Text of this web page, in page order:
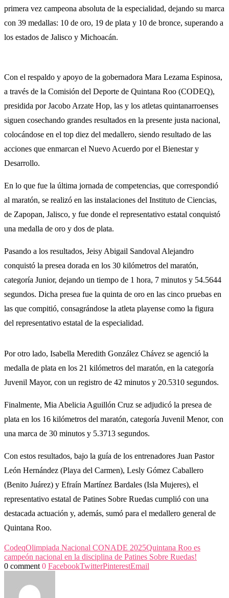
primera vez campeona absoluta de la especialidad, dejando su marca
con 39 medallas: 10 de oro, 19 de plata y 10 de bronce, superando a
los estados de Jalisco y Michoacán.
Con el respaldo y apoyo de la gobernadora Mara Lezama Espinosa,
a través de la Comisión del Deporte de Quintana Roo (CODEQ),
presidida por Jacobo Arzate Hop, las y los atletas quintanarroenses
siguen cosechando grandes resultados en la presente justa nacional,
colocándose en el top diez del medallero, siendo resultado de las
acciones que enmarcan el Nuevo Acuerdo por el Bienestar y
Desarrollo.
En lo que fue la última jornada de competencias, que correspondió
al maratón, se realizó en las instalaciones del Instituto de Ciencias,
de Zapopan, Jalisco, y fue donde el representativo estatal conquistó
una medalla de oro y dos de plata.
Pasando a los resultados, Jeisy Abigail Sandoval Alejandro
conquistó la presea dorada en los 30 kilómetros del maratón,
categoría Junior, dejando un tiempo de 1 hora, 7 minutos y 54.5644
segundos. Dicha presea fue la quinta de oro en las cinco pruebas en
las que compitió, consagrándose la atleta playense como la figura
del representativo estatal de la especialidad.
Por otro lado, Isabella Meredith González Chávez se agenció la
medalla de plata en los 21 kilómetros del maratón, en la categoría
Juvenil Mayor, con un registro de 42 minutos y 20.5310 segundos.
Finalmente, Mia Abelicia Aguillón Cruz se adjudicó la presea de
plata en los 16 kilómetros del maratón, categoría Juvenil Menor, con
una marca de 30 minutos y 5.3713 segundos.
Con estos resultados, bajo la guía de los entrenadores Juan Pastor
León Hernández (Playa del Carmen), Lesly Gómez Caballero
(Benito Juárez) y Efraín Martínez Bardales (Isla Mujeres), el
representativo estatal de Patines Sobre Ruedas cumplió con una
destacada actuación y, además, sumó para el medallero general de
Quintana Roo.
CodeqOlimpiada Nacional CONADE 2025Quintana Roo es
campeón nacional en la disciplina de Patines Sobre Ruedas!
0 comment 0 FacebookTwitterPinterestEmail